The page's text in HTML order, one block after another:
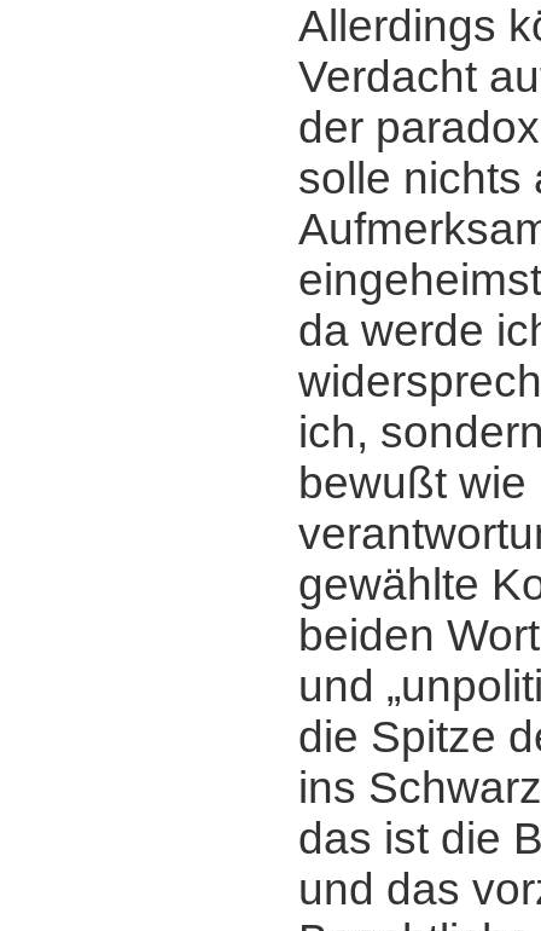
Allerdings
Verdacht
der
solle nichts
da werde
ich,
bewußt wie
gewählte
beiden
und
die Spitze
ins
das ist die
und das